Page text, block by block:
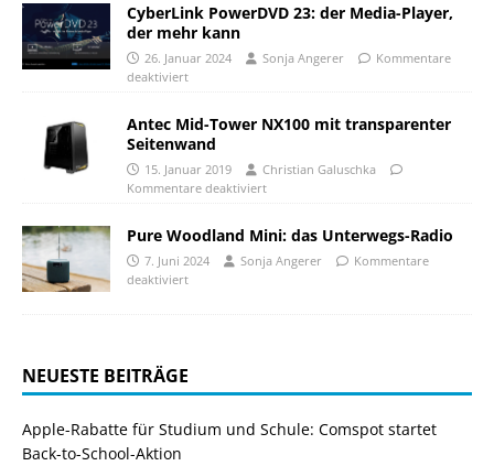
CyberLink PowerDVD 23: der Media-Player,
der mehr kann
26. Januar 2024 Sonja Angerer
Kommentare
deaktiviert
Antec Mid-Tower NX100 mit transparenter
Seitenwand
15. Januar 2019
Christian Galuschka
Kommentare deaktiviert
Pure Woodland Mini: das Unterwegs-Radio
7. Juni 2024 Sonja Angerer
Kommentare
deaktiviert
NEUESTE BEITRÄGE
Apple-Rabatte für Studium und Schule: Comspot startet
Back-to-School-Aktion